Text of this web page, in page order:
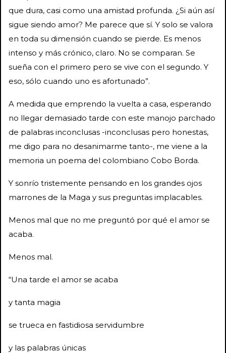
que dura, casi como una amistad profunda. ¿Si aún así
sigue siendo amor? Me parece que sí. Y solo se valora
en toda su dimensión cuando se pierde. Es menos
intenso y más crónico, claro. No se comparan. Se
sueña con el primero pero se vive con el segundo. Y
eso, sólo cuando uno es afortunado”.
A medida que emprendo la vuelta a casa, esperando
no llegar demasiado tarde con este manojo parchado
de palabras inconclusas -inconclusas pero honestas,
me digo para no desanimarme tanto-, me viene a la
memoria un poema del colombiano Cobo Borda.
Y sonrío tristemente pensando en los grandes ojos
marrones de la Maga y sus preguntas implacables.
Menos mal que no me preguntó por qué el amor se
acaba.
Menos mal.
“Una tarde el amor se acaba
y tanta magia
se trueca en fastidiosa servidumbre
y las palabras únicas